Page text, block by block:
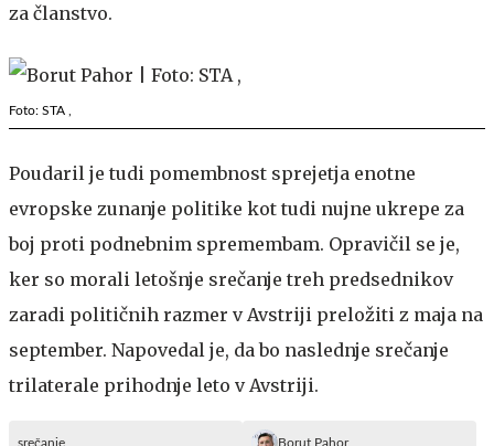
za članstvo.
Foto: STA ,
Poudaril je tudi pomembnost sprejetja enotne
evropske zunanje politike kot tudi nujne ukrepe za
boj proti podnebnim spremembam. Opravičil se je,
ker so morali letošnje srečanje treh predsednikov
zaradi političnih razmer v Avstriji preložiti z maja na
september. Napovedal je, da bo naslednje srečanje
trilaterale prihodnje leto v Avstriji.
srečanje Borut Pahor